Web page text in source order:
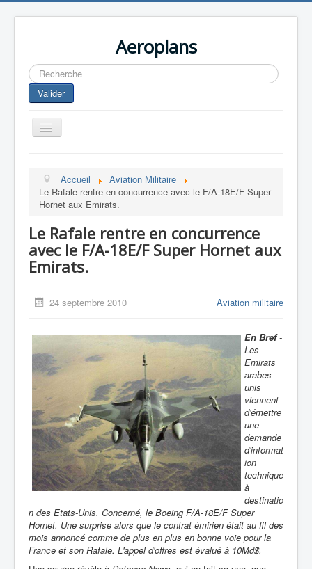
Aeroplans
Rechercher
Valider
Toggle
Navigation
Aviation Commerciale
Aviation d'Affaire
Aviation Militaire
Europespace
Accueil
Aviation Militaire
Le Rafale rentre en concurrence avec le F/A-18E/F Super
Hornet aux Emirats.
Le Rafale rentre en concurrence
avec le F/A-18E/F Super Hornet aux
Emirats.
24 septembre 2010 Aviation militaire
En Bref-
Les
Emirats
arabes
unis
viennent
d'émettre
une
demande
d'informat
ion
technique
à
destinatio
n des Etats-Unis. Concerné, le Boeing F/A-18E/F Super
Hornet. Une surprise alors que le contrat émirien était au fil des
mois annoncé comme de plus en plus en bonne voie pour la
France et son Rafale. L'appel d'offres est évalué à 10Md$.